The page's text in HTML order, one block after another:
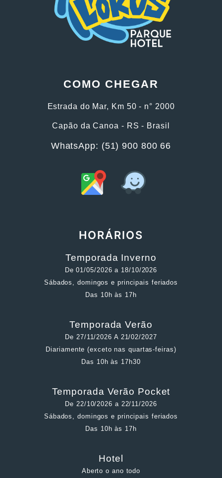
COMO CHEGAR
Estrada do Mar, Km 50 - n° 2000
Capão da Canoa - RS - Brasil
WhatsApp: (51) 900 800 66
HORÁRIOS
Temporada Inverno
De 01/05/2026 a 18/10/2026
Sábados, domingos e principais feriados
Das 10h às 17h
Temporada Verão
De 27/11/2026 A 21/02/2027
Diariamente (exceto nas quartas-feiras)
Das 10h às 17h30
Temporada Verão Pocket
De 22/10/2026 a 22/11/2026
Sábados, domingos e principais feriados
Das 10h às 17h
Hotel
Aberto o ano todo